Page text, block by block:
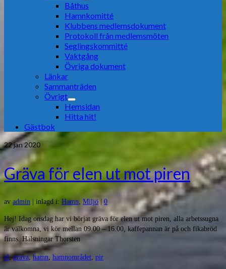
Båthus
Hamnkomitté
Klubbens medlemsdokument
Protokoll från medlemsmöten
Seglingskommitté
Vaktgång
Övriga dokument
Länkar
Sammanträden
Övrigt
Hemsidan
Hitta hit!
Gästbok
22jan 2020
Gräva för elen ut mot piren
av admin inlagd i: Hamn,Miljö | 0
Hej! Idag onsdag har vi börjat gräva för elen ut mot piren, alla arbetssugna
är välkomna, vi kör mellan 09.00 – 16.00, kaffepannan är på och fikabröd
finns. Hälsningar Thorsten
el,gräva,hamn, hamnområdet, pir